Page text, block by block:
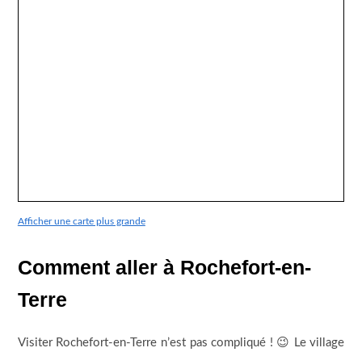
Afficher une carte plus grande
Comment aller à Rochefort-en-
Terre
Visiter Rochefort-en-Terre n’est pas compliqué ! 😉 Le village